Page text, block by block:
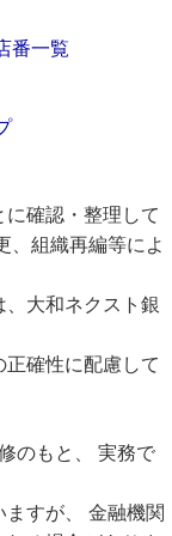
番一覧
確認・整理して
、組織再編等によ
大和ネクスト銀
確性に配慮して
のもと、 実務で
すが、 金融機関